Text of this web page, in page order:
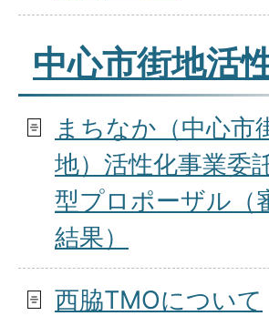
中心市街地活
まちなか（中心市
地）活性化事業委
型プロポーザル（
結果）
西脇TMOについて